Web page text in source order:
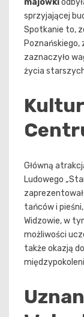
sprzyjającej
Spotkanie to,
Poznańskiego,
zaznaczyło
życia
Główną
Ludowego
tańców i
Widzowie, w
możliwości
także okazją